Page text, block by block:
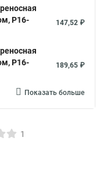
Р16-
147,52 ₽
Р16-
189,65 ₽
Показать больше
1